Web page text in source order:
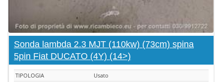
Sonda lambda 2.3 MJT (110kw) (73cm) spina
5pin Fiat DUCATO (4Y) (14>)
TIPOLOGIA
Usato